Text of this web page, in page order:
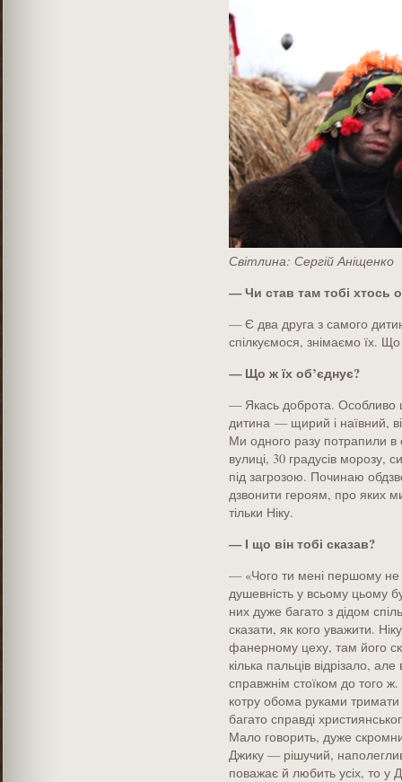
Світлина: Сергій Аніщенко
— Чи став там тобі хтось
— Є два друга з самого
спілкуємося, знімаємо їх. Що
— Що ж їх об’єднує?
— Якась доброта. Особливо
дитина — щирий і наївний,
Ми одного разу потрапили
вулиці, 30 градусів морозу,
під загрозою. Починаю
дзвонити героям, про яких
тільки Ніку.
— І що він тобі сказав?
— «Чого ти мені першому не
душевність у всьому цьому
них дуже багато з дідом
сказати, як кого уважити.
фанерному цеху, там його
кілька пальців відрізало,
справжнім стоїком до того
котру обома руками
багато справді
Мало говорить, дуже
Джику — рішучий,
поважає й любить усіх, то у